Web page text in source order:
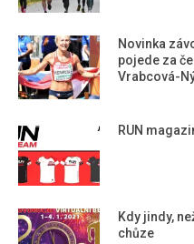
Novinka
pojede za
Vrabcová-
RUN
Kdy jindy,
chůze